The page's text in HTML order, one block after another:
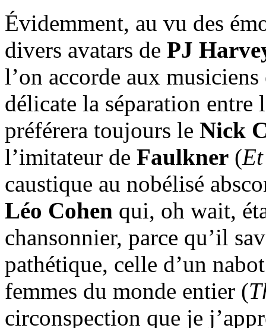
Évidemment, au vu des
divers avatars de PJ
l’on accorde aux
délicate la séparation entre
préférera toujours le Nick
l’imitateur de Faulkner (
caustique au nobélisé
Léo Cohen qui, oh wait,
chansonnier, parce qu’il
pathétique, celle d’un
femmes du monde entier (
circonspection que je